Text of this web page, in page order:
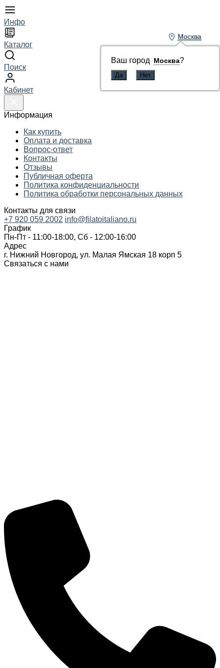
Инфо
Каталог
Поиск
Кабинет
Информация
Как купить
Оплата и доставка
Вопрос-ответ
Контакты
Отзывы
Публичная оферта
Политика конфиденциальности
Политика обработки персональных данных
Контакты для связи
Москва
Ваш город Москва?
+7 920 059 2002 info@filatoitaliano.ru
График
Пн-Пт - 11:00-18:00, Сб - 12:00-16:00
Адрес
г. Нижний Новгород, ул. Малая Ямская 18 корп 5
Связаться с нами
Москва
Ваш город Москва?